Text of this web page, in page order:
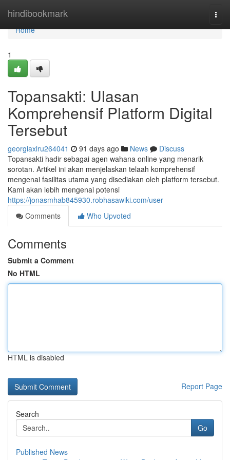
hindibookmark
Home
Home
1
Topansakti: Ulasan
Komprehensif Platform Digital
Tersebut
georgiaxlru264041 91 days ago News
Discuss
Topansakti hadir sebagai agen wahana online yang menarik
sorotan. Artikel ini akan menjelaskan telaah komprehensif
mengenai fasilitas utama yang disediakan oleh platform tersebut.
Kami akan lebih mengenai potensi
https://jonasmhab845930.robhasawiki.com/user
Comments
Who Upvoted
Comments
Submit a Comment
No HTML
HTML is disabled
Report Page
Search
Go
Published News